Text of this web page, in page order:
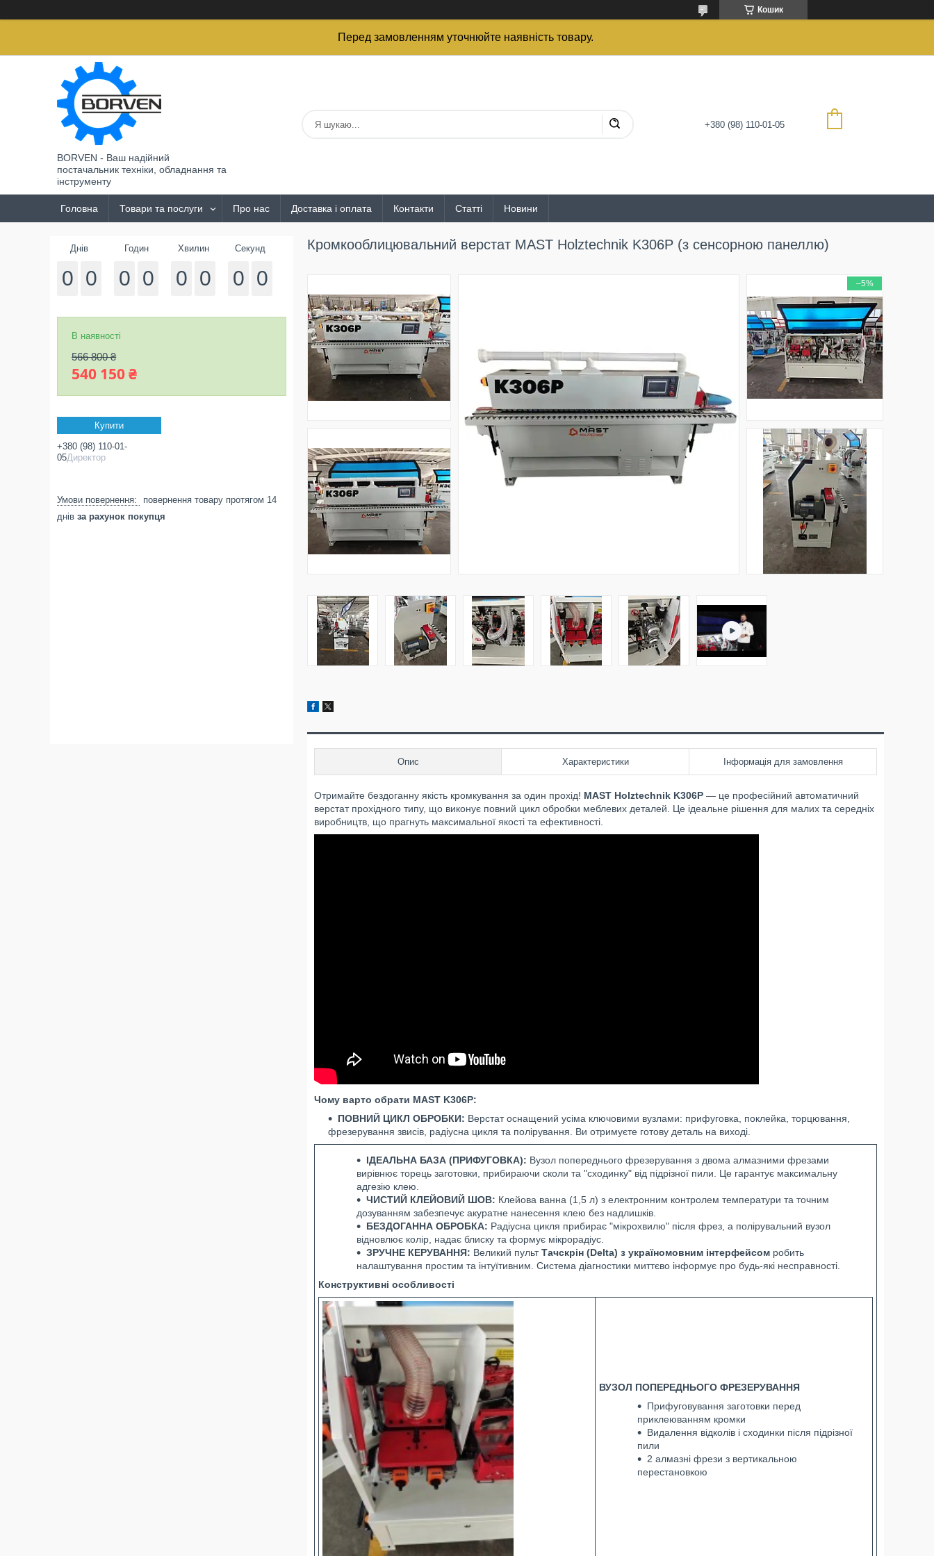
Кошик
Перед замовленням уточнюйте наявність товару.
BORVEN - Ваш надійний
постачальник техніки, обладнання та
інструменту
+380 (98) 110-01-05
Головна Товари та послуги Про нас Доставка і оплата Контакти Статті Новини
Кромкооблицювальний верстат MAST Holztechnik K306Р (з сенсорною панеллю)
–5%
Опис Характеристики Інформація для замовлення
Отримайте бездоганну якість кромкування за один прохід! MAST Holztechnik K306Р — це професійний автоматичний
верстат прохідного типу, що виконує повний цикл обробки меблевих деталей. Це ідеальне рішення для малих та середніх
виробництв, що прагнуть максимальної якості та ефективності.
Чому варто обрати MAST K306Р:
ПОВНИЙ ЦИКЛ ОБРОБКИ: Верстат оснащений усіма ключовими вузлами: прифуговка, поклейка, торцювання,
фрезерування звисів, радіусна цикля та полірування. Ви отримуєте готову деталь на виході.
ІДЕАЛЬНА БАЗА (ПРИФУГОВКА): Вузол попереднього фрезерування з двома алмазними фрезами
вирівнює торець заготовки, прибираючи сколи та "сходинку" від підрізної пили. Це гарантує максимальну
адгезію клею.
ЧИСТИЙ КЛЕЙОВИЙ ШОВ: Клейова ванна (1,5 л) з електронним контролем температури та точним
дозуванням забезпечує акуратне нанесення клею без надлишків.
БЕЗДОГАННА ОБРОБКА: Радіусна цикля прибирає "мікрохвилю" після фрез, а полірувальний вузол
відновлює колір, надає блиску та формує мікрорадіус.
ЗРУЧНЕ КЕРУВАННЯ: Великий пультТачскрін (Delta) з україномовним інтерфейсом робить
налаштування простим та інтуїтивним. Система діагностики миттєво інформує про будь-які несправності.
Конструктивні особливості
ВУЗОЛ ПОПЕРЕДНЬОГО ФРЕЗЕРУВАННЯ
Прифуговування заготовки перед
приклеюванням кромки
Видалення відколів і сходинки після підрізної
пили
2 алмазні фрези з вертикальною
перестановкою
Днів
0 0
Годин
0 0
Хвилин
0 0
Секунд
0 0
В наявності
566 800 ₴
540 150 ₴
Купити
+380 (98) 110-01-
05Директор
повернення товару протягом 14
днів за рахунок покупця